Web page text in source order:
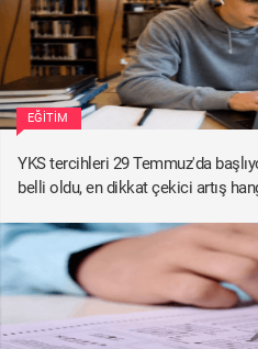
EĞITIM
YKS tercihleri 29 Temmuz'da
belli oldu, en dikkat çekici artış